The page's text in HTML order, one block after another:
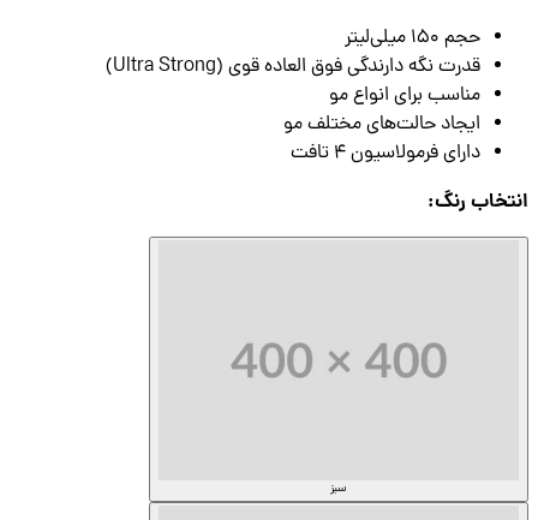
حجم 150 میلی‌لیتر
قدرت نگه دارندگی فوق العاده قوی (Ultra Strong)
مناسب برای انواع مو
ایجاد حالت‌های مختلف مو
دارای فرمولاسیون 4 تافت
رنگ: